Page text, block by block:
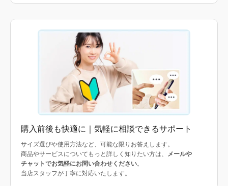
購入前後も快適に｜気軽に相談できるサポート
サイズ選びや使用方法など、可能な限りお答えします。
商品やサービスについてもっと詳しく知りたい方は、 メールや
チャットでお気軽にお問い合わせください。
当店スタッフが丁寧に対応いたします。